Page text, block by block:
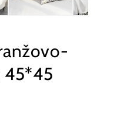
45*45